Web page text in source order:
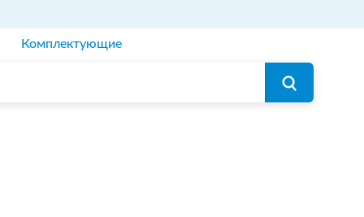
Комплектующие